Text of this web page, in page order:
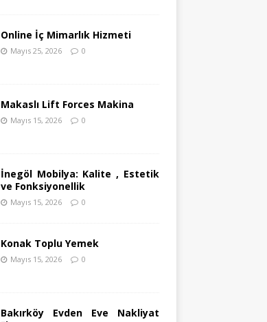
Online İç Mimarlık Hizmeti
Mayıs 25, 2026 0
Makaslı Lift Forces Makina
Mayıs 15, 2026 0
İnegöl Mobilya: Kalite , Estetik
ve Fonksiyonellik
Mayıs 15, 2026 0
Konak Toplu Yemek
Mayıs 15, 2026 0
Bakırköy Evden Eve Nakliyat